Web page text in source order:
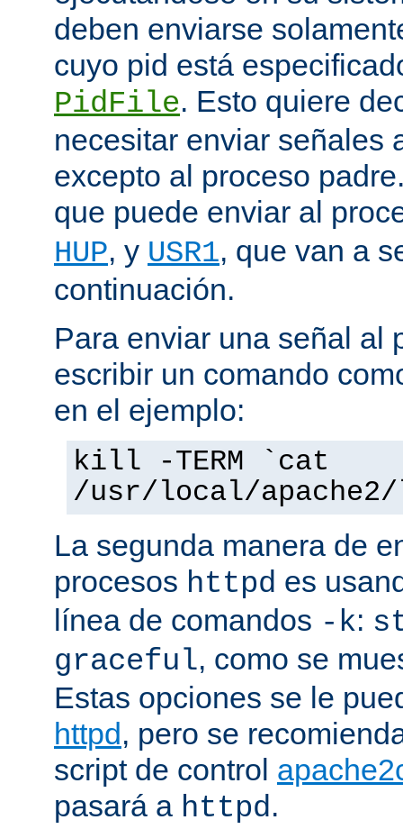
deben enviarse
cuyo pid está
PidFile. Esto quiere
necesitar enviar señales
excepto al proceso
que puede enviar al
HUP, y USR1, que van a
continuación.
Para enviar una señal al
escribir un comando
en el ejemplo:
kill -TERM `cat
/usr/local/
La segunda manera de
procesos httpd es
línea de comandos -k:
graceful, como se
Estas opciones se le
httpd, pero se
script de control
pasará a httpd.